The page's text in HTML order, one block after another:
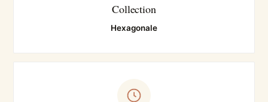
Collection
Hexagonale